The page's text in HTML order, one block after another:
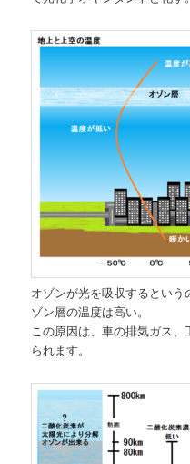
オゾンが光を吸収するとい
ゾン層の温度は高い。
この原因は、車の排気ガス
られます。